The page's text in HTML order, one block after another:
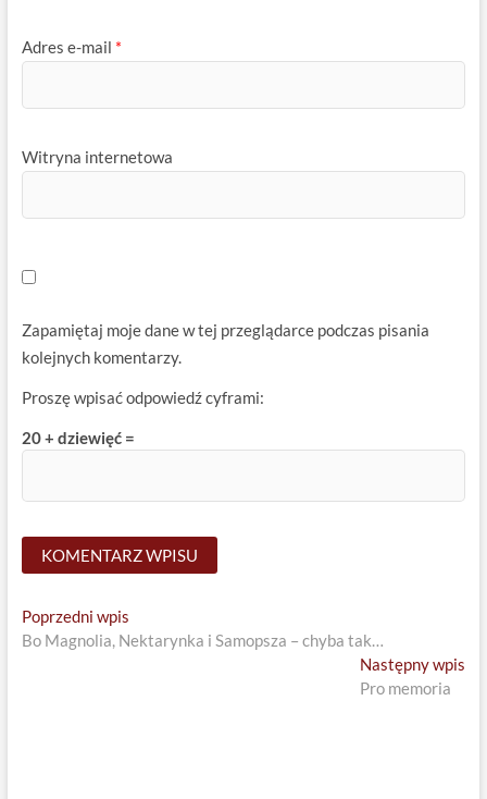
Adres e-mail *
Witryna internetowa
Zapamiętaj moje dane w tej przeglądarce podczas pisania
kolejnych komentarzy.
Proszę wpisać odpowiedź cyframi:
20 + dziewięć =
Nawigacja
wpisu
Poprzedni wpisPrevious
post:
Bo Magnolia, Nektarynka i Samopsza – chyba tak…
Następny wpis
Pro memoria